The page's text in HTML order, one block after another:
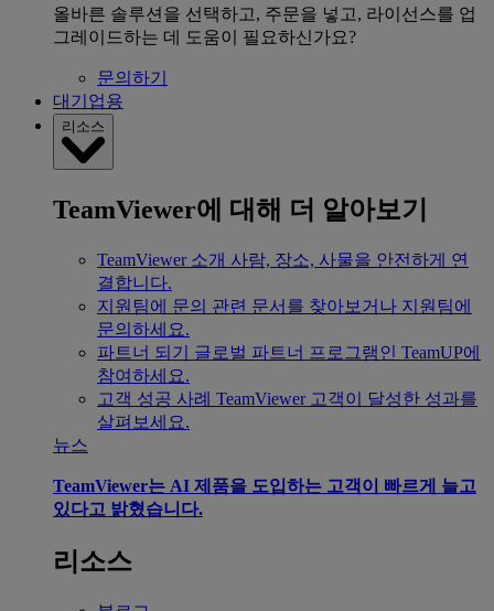
올바른 솔루션을 선택하고, 주문을 넣고, 라이선스를 업
그레이드하는 데 도움이 필요하신가요?
문의하기
대기업용
리소스
TeamViewer에 대해 더 알아보기
TeamViewer 소개 사람, 장소, 사물을 안전하게 연
결합니다.
지원팀에 문의 관련 문서를 찾아보거나 지원팀에
문의하세요.
파트너 되기
글로벌 파트너 프로그램인 TeamUP에
참여하세요.
고객 성공 사례 TeamViewer 고객이 달성한 성과를
살펴보세요.
뉴스
TeamViewer는 AI 제품을 도입하는 고객이 빠르게 늘고
있다고 밝혔습니다.
리소스